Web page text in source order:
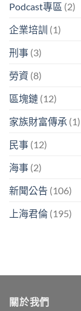
Podcast專區 (2)
企業培訓 (1)
刑事 (3)
勞資 (8)
區塊鏈 (12)
家族財富傳承 (1)
民事 (12)
海事 (2)
新聞公告 (106)
上海君倫 (195)
關於我們